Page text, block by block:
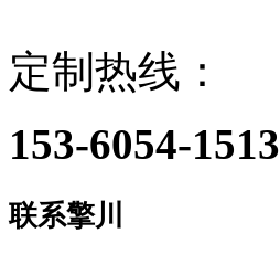
定制热线：
153-6054-1513
联系擎川